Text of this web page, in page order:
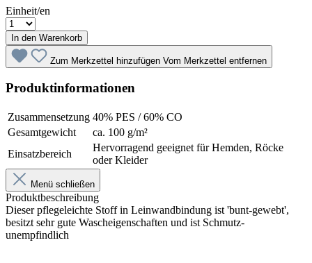
Einheit/en
In den Warenkorb
Zum Merkzettel hinzufügen Vom Merkzettel entfernen
Produktinformationen
Zusammensetzung 40% PES / 60% CO
Gesamtgewicht
ca. 100 g/m²
Einsatzbereich
Hervorragend geeignet für Hemden, Röcke
oder Kleider
Menü schließen
Produktbeschreibung
Dieser pflegeleichte Stoff in Leinwandbindung ist 'bunt-gewebt',
besitzt sehr gute Wascheigenschaften und ist Schmutz-
unempfindlich